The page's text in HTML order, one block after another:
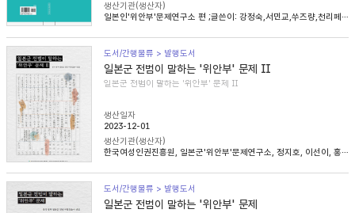
생산기관(생산자)
일본인'위안부'문제연구소 편 ;글쓴이: 강정숙,서민교,쑤즈량,천리페이,윤명숙,최종길,한혜인
도서/간행물류 > 발행도서
일본군 전범이 말하는 '위안부' 문제 Ⅱ
일본군 전범이 말하는 '위안부' 문제 Ⅱ
생산일자
2023-12-01
생산기관(생산자)
한국여성인권진흥원, 일본군'위안부'문제연구소, 정지호, 이선이, 홍영미, 김승래
도서/간행물류 > 발행도서
일본군 전범이 말하는 '위안부' 문제